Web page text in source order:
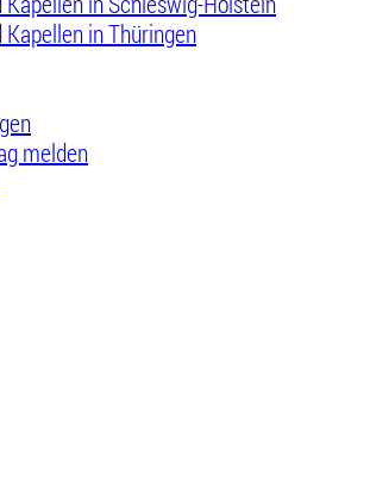
in Thüringen
melden